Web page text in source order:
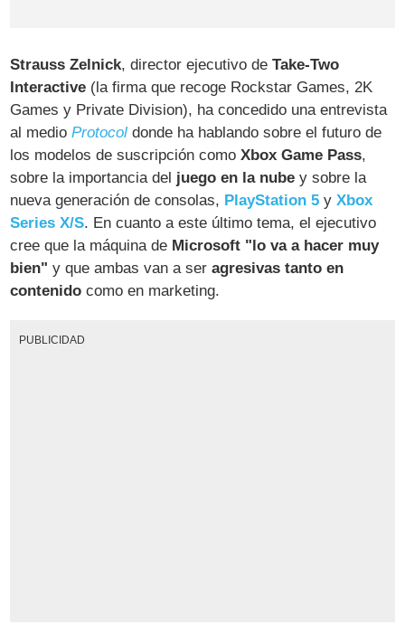
Strauss Zelnick, director ejecutivo deTake-Two
Interactive (la firma que recoge Rockstar Games, 2K
Games y Private Division), ha concedido una entrevista
al medioProtocol donde ha hablando sobre el futuro de
los modelos de suscripción comoXbox Game Pass,
sobre la importancia del juego en la nube y sobre la
nueva generación de consolas, PlayStation 5 yXbox
Series X/S. En cuanto a este último tema, el ejecutivo
cree que la máquina de Microsoft "lo va a hacer muy
bien" y que ambas van a seragresivas tanto en
contenido como en marketing.
PUBLICIDAD